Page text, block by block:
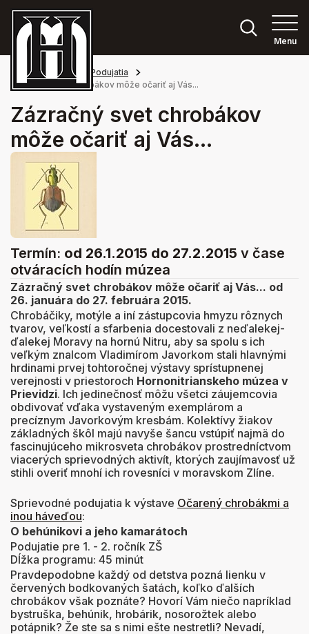
Menu
Hlavná stránka
Podujatia
Zázračný svet chrobákov môže očariť aj Vás...
Zázračný svet chrobákov
môže očariť aj Vás...
Termín: od 26.1.2015 do 27.2.2015 v čase
otváracích hodín múzea
Zázračný svet chrobákov môže očariť aj Vás... od
26. januára do 27. februára 2015.
Chrobáčiky, motýle a iní zástupcovia hmyzu rôznych
tvarov, veľkostí a sfarbenia docestovali z neďalekej-
ďalekej Moravy na hornú Nitru, aby sa spolu s ich
veľkým znalcom Vladimírom Javorkom stali hlavnými
hrdinami prvej tohtoročnej výstavy sprístupnenej
verejnosti v priestoroch Hornonitrianskeho múzea v
Prievidzi. Ich jedinečnosť môžu všetci záujemcovia
obdivovať vďaka vystaveným exemplárom a
precíznym Javorkovým kresbám. Kolektívy žiakov
základných škôl majú navyše šancu vstúpiť najmä do
fascinujúceho mikrosveta chrobákov prostredníctvom
viacerých sprievodných aktivít, ktorých zaujímavosť už
stihli overiť mnohí ich rovesníci v moravskom Zlíne.
Sprievodné podujatia k výstave Očarený chrobákmi a
inou háveďou:
O behúnikovi a jeho kamarátoch
Podujatie pre 1. - 2. ročník ZŠ
Dĺžka programu: 45 minút
Pravdepodobne každý od detstva pozná lienku v
červených bodkovaných šatách, koľko ďalších
chrobákov však poznáte? Hovorí Vám niečo napríklad
bystruška, behúnik, hrobárik, nosorožtek alebo
potápnik? Že ste sa s nimi ešte nestretli? Nevadí,